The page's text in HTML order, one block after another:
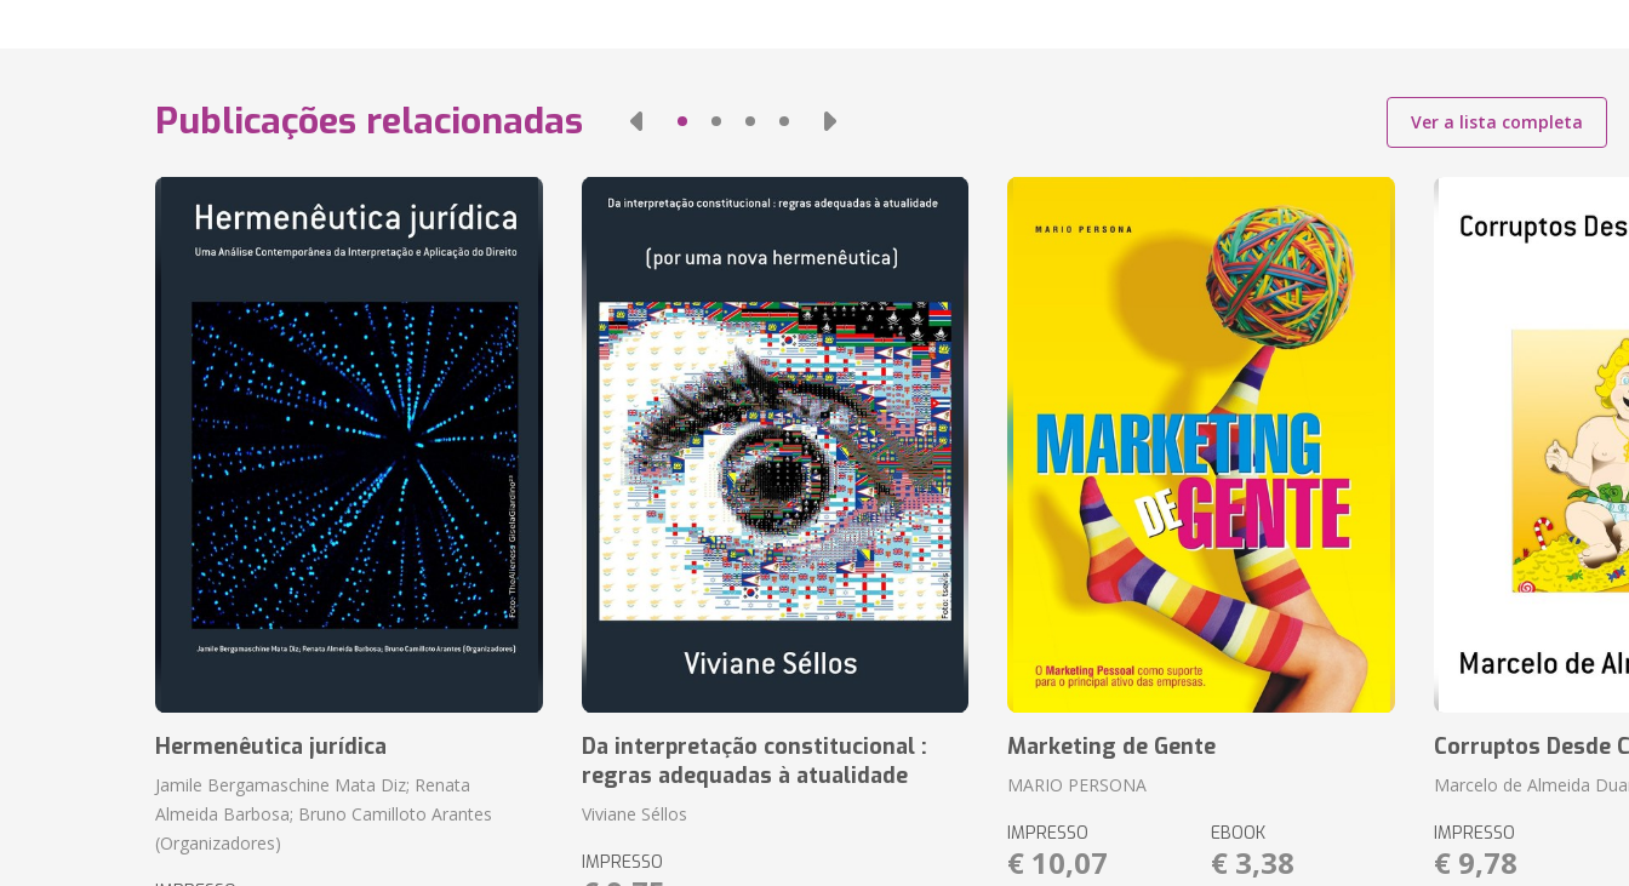
Publicações relacionadas Ver a lista completa
Hermenêutica jurídica
Jamile Bergamaschine Mata Diz; Renata
Almeida Barbosa; Bruno Camilloto Arantes
(Organizadores)
Da interpretação constitucional :
regras adequadas à atualidade
Viviane Séllos
IMPRESSO
Marketing de Gente
MARIO PERSONA
IMPRESSO
€ 10,07
EBOOK
€ 3,38
Corruptos Desde
Marcelo de Almeida
IMPRESSO
€ 9,78